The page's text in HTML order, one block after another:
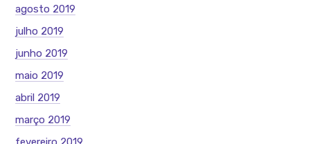
agosto 2019
julho 2019
junho 2019
maio 2019
abril 2019
março 2019